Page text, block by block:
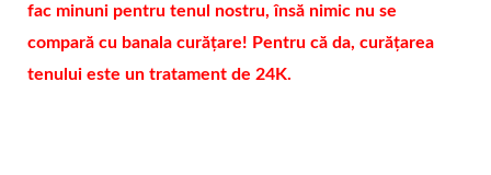
fac minuni pentru tenul nostru, însă nimic nu se
compară cu banala curățare! Pentru că da, curățarea
tenului este un tratament de 24K.